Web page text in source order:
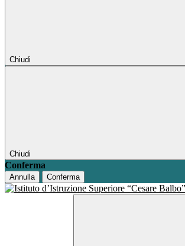
Chiudi
Chiudi
Conferma
Annulla Conferma